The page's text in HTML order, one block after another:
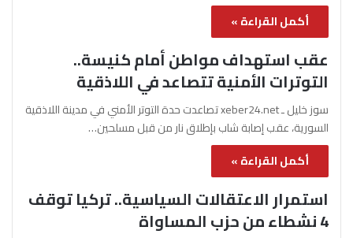
أكمل القراءة »
عقب استهداف مواطن أمام كنيسة..
التوترات الأمنية تتصاعد في اللاذقية
سوز خليل ـ xeber24.net تصاعدت حدة التوتر الأمني في مدينة اللاذقية
السورية، عقب إصابة شاب بإطلاق نار من قبل مسلحين…
أكمل القراءة »
استمرار الاعتقالات السياسية.. تركيا توقف
4 نشطاء من حزب المساواة